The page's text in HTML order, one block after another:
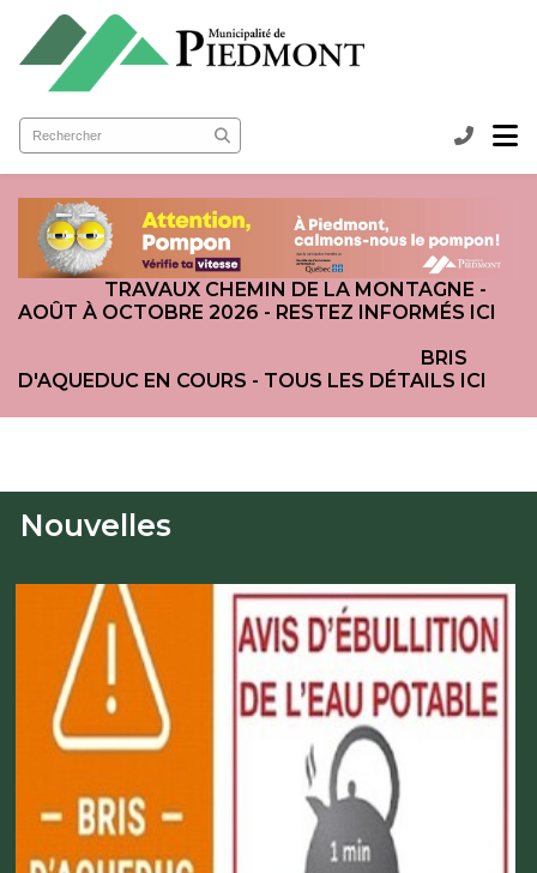
(Ma municipalité )
(Loisirs et culture )
TRAVAUX CHEMIN DE LA MONTAGNE -
AOÛT À OCTOBRE 2026 - RESTEZ INFORMÉS ICI
BRIS
D'AQUEDUC EN COURS - TOUS LES DÉTAILS ICI
Nouvelles